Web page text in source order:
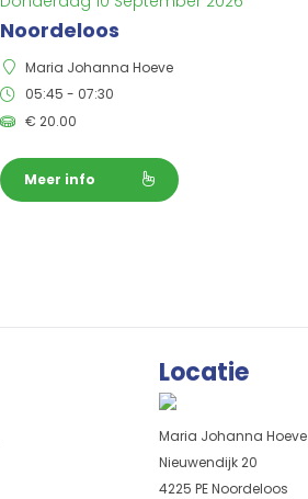
Noordeloos
Maria Johanna Hoeve
05:45 - 07:30
€ 20.00
Meer info
Locatie
Maria Johanna Hoeve
Nieuwendijk 20
4225 PE Noordeloos